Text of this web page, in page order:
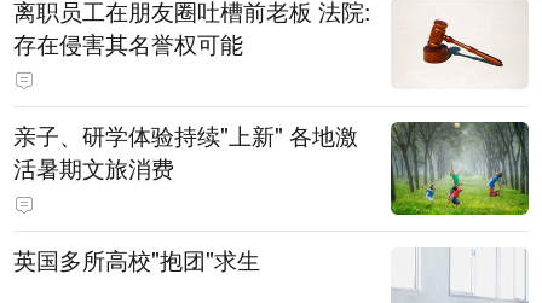
离职员工在朋友圈吐槽前老板 法院:
存在侵害其名誉权可能
亲子、研学体验持续"上新" 各地激
活暑期文旅消费
英国多所高校"抱团"求生